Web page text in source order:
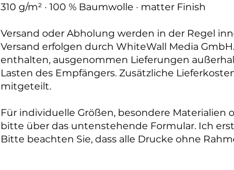
310 g/m² · 100 % Baumwolle · matter Finish
Versand oder Abholung werden in der Regel
Versand erfolgen durch WhiteWall Media
enthalten, ausgenommen Lieferungen
Lasten des Empfängers. Zusätzliche
mitgeteilt.
Für individuelle Größen, besondere
bitte über das untenstehende Formular. Ich
Bitte beachten Sie, dass alle Drucke ohne